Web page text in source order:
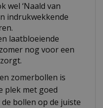
wel ‘Naald van
indrukwekkende
laatbloeiende
nog voor een
zomerbollen is
plek met goed
bollen op de juiste